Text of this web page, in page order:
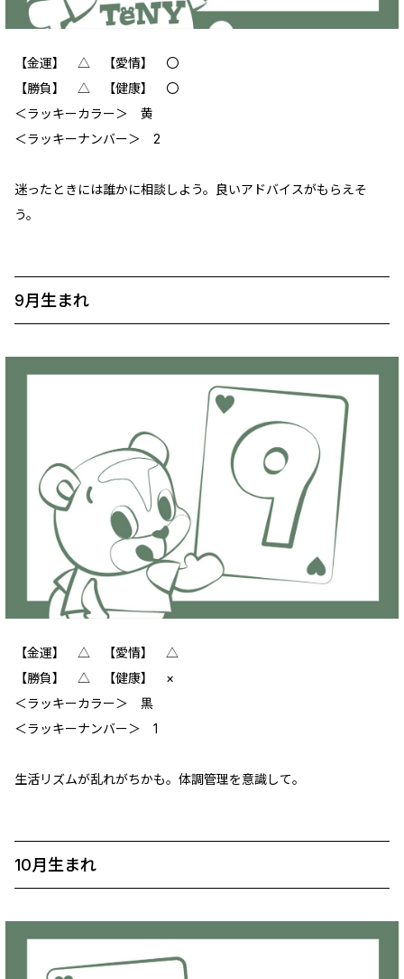
【金運】 △ 【愛情】 〇
【勝負】 △ 【健康】 〇
＜ラッキーカラー＞ 黄
＜ラッキーナンバー＞ 2
迷ったときには誰かに相談しよう。良いアドバイスがもらえそ
う。
9月生まれ
【金運】 △ 【愛情】 △
【勝負】 △ 【健康】 ×
＜ラッキーカラー＞ 黒
＜ラッキーナンバー＞ 1
生活リズムが乱れがちかも。体調管理を意識して。
10月生まれ